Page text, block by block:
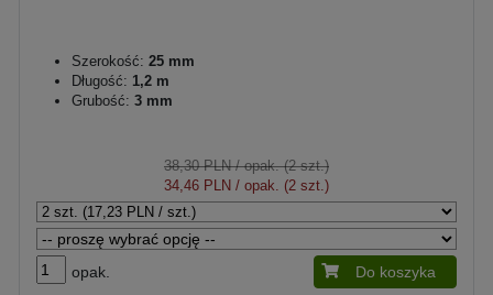
Szerokość: 25 mm
Długość: 1,2 m
Grubość: 3 mm
38,30 PLN/ opak. (2 szt.)
34,46 PLN / opak. (2 szt.)
opak. Do koszyka